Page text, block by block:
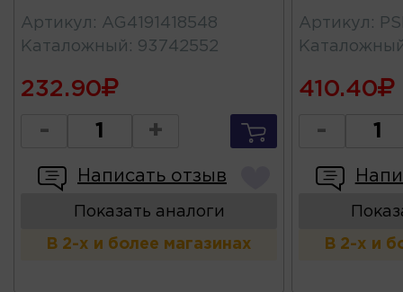
Артикул : AG4191418548
Каталожный : 93742552
232.90
- +
Написать отзыв
Показать аналоги
В 2-х и более магазинах
Артикул :
410.40
-
В 2-х и